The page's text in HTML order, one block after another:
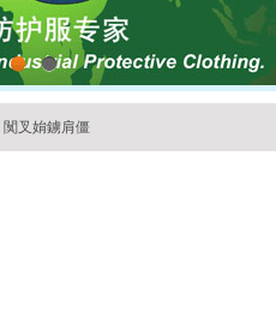
2
闃叉姢鐪肩僵